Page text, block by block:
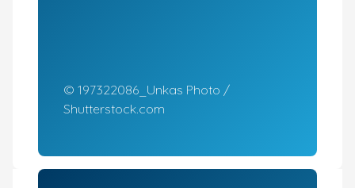
© 197322086_­Unkas Photo /
Shutter­stock.com